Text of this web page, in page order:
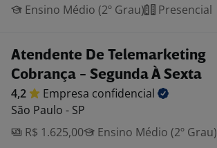
Ensino Médio (2º Grau)
Presencial
Atendente De Telemarketing
Cobrança - Segunda À Sexta
4,2 Empresa confidencial
São Paulo - SP
R$ 1.625,00
Ensino Médio (2º Grau)